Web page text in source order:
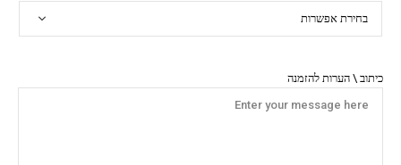
כיתוב \ הערות להזמנה